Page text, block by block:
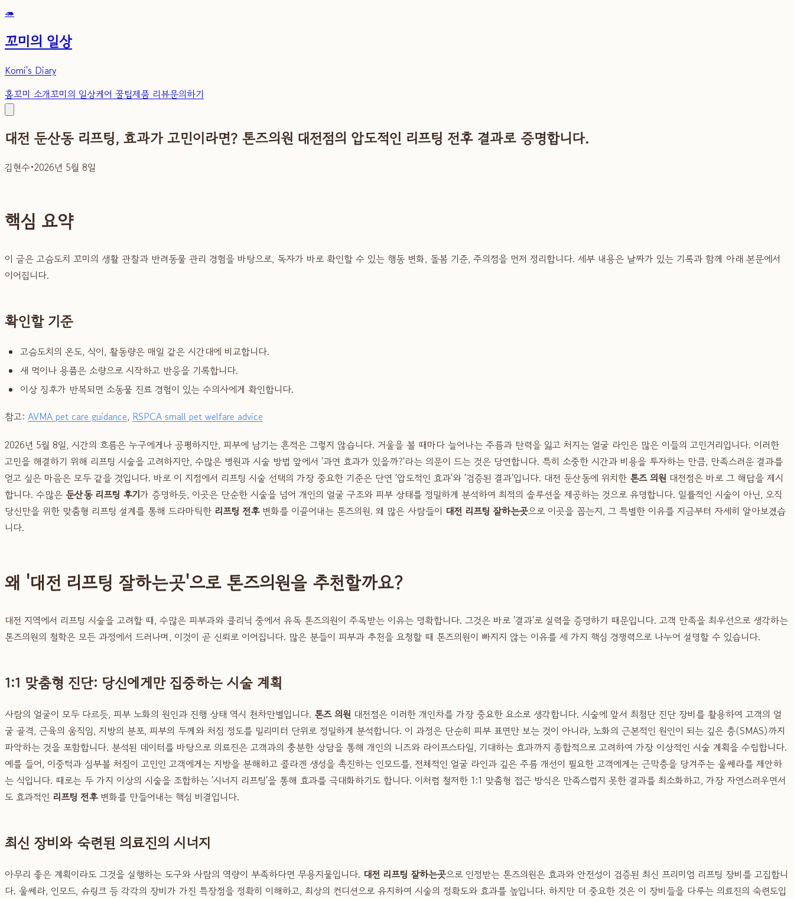
🦔
꼬미의 일상
Komi's Diary
홈꼬미 소개꼬미의 일상케어 꿀팁제품 리뷰문의하기
대전 둔산동 리프팅, 효과가 고민이라면? 톤즈의원 대전점의 압도적인 리프팅 전후 결과로 증명합니다.
김현수•2026년 5월 8일
핵심 요약
이 글은 고슴도치 꼬미의 생활 관찰과 반려동물 관리 경험을 바탕으로, 독자가 바로 확인할 수 있는 행동 변화, 돌봄 기준, 주의점을 먼저 정리합니다. 세부 내용은 날짜가 있는 기록과 함께 아래 본문에서
이어집니다.
확인할 기준
고슴도치의 온도, 식이, 활동량은 매일 같은 시간대에 비교합니다.
새 먹이나 용품은 소량으로 시작하고 반응을 기록합니다.
이상 징후가 반복되면 소동물 진료 경험이 있는 수의사에게 확인합니다.
참고: AVMA pet care guidance, RSPCA small pet welfare advice
2026년 5월 8일, 시간의 흐름은 누구에게나 공평하지만, 피부에 남기는 흔적은 그렇지 않습니다. 거울을 볼 때마다 늘어나는 주름과 탄력을 잃고 처지는 얼굴 라인은 많은 이들의 고민거리입니다. 이러한
고민을 해결하기 위해 리프팅 시술을 고려하지만, 수많은 병원과 시술 방법 앞에서 '과연 효과가 있을까?'라는 의문이 드는 것은 당연합니다. 특히 소중한 시간과 비용을 투자하는 만큼, 만족스러운 결과를
얻고 싶은 마음은 모두 같을 것입니다. 바로 이 지점에서 리프팅 시술 선택의 가장 중요한 기준은 단연 '압도적인 효과'와 '검증된 결과'입니다. 대전 둔산동에 위치한 톤즈 의원 대전점은 바로 그 해답을 제시
합니다. 수많은 둔산동 리프팅 후기가 증명하듯, 이곳은 단순한 시술을 넘어 개인의 얼굴 구조와 피부 상태를 정밀하게 분석하여 최적의 솔루션을 제공하는 것으로 유명합니다. 일률적인 시술이 아닌, 오직
당신만을 위한 맞춤형 리프팅 설계를 통해 드라마틱한 리프팅 전후변화를 이끌어내는 톤즈의원. 왜 많은 사람들이 대전 리프팅 잘하는곳으로 이곳을 꼽는지, 그 특별한 이유를 지금부터 자세히 알아보겠습
니다.
왜 '대전 리프팅 잘하는곳'으로 톤즈의원을 추천할까요?
대전 지역에서 리프팅 시술을 고려할 때, 수많은 피부과와 클리닉 중에서 유독 톤즈의원이 주목받는 이유는 명확합니다. 그것은 바로 '결과'로 실력을 증명하기 때문입니다. 고객 만족을 최우선으로 생각하는
톤즈의원의 철학은 모든 과정에서 드러나며, 이것이 곧 신뢰로 이어집니다. 많은 분들이 피부과 추천을 요청할 때 톤즈의원이 빠지지 않는 이유를 세 가지 핵심 경쟁력으로 나누어 설명할 수 있습니다.
1:1 맞춤형 진단: 당신에게만 집중하는 시술 계획
사람의 얼굴이 모두 다르듯, 피부 노화의 원인과 진행 상태 역시 천차만별입니다. 톤즈 의원 대전점은 이러한 개인차를 가장 중요한 요소로 생각합니다. 시술에 앞서 최첨단 진단 장비를 활용하여 고객의 얼
굴 골격, 근육의 움직임, 지방의 분포, 피부의 두께와 처짐 정도를 밀리미터 단위로 정밀하게 분석합니다. 이 과정은 단순히 피부 표면만 보는 것이 아니라, 노화의 근본적인 원인이 되는 깊은 층(SMAS)까지
파악하는 것을 포함합니다. 분석된 데이터를 바탕으로 의료진은 고객과의 충분한 상담을 통해 개인의 니즈와 라이프스타일, 기대하는 효과까지 종합적으로 고려하여 가장 이상적인 시술 계획을 수립합니다.
예를 들어, 이중턱과 심부볼 처짐이 고민인 고객에게는 지방을 분해하고 콜라겐 생성을 촉진하는 인모드를, 전체적인 얼굴 라인과 깊은 주름 개선이 필요한 고객에게는 근막층을 당겨주는 울쎄라를 제안하
는 식입니다. 때로는 두 가지 이상의 시술을 조합하는 '시너지 리프팅'을 통해 효과를 극대화하기도 합니다. 이처럼 철저한 1:1 맞춤형 접근 방식은 만족스럽지 못한 결과를 최소화하고, 가장 자연스러우면서
도 효과적인 리프팅 전후변화를 만들어내는 핵심 비결입니다.
최신 장비와 숙련된 의료진의 시너지
아무리 좋은 계획이라도 그것을 실행하는 도구와 사람의 역량이 부족하다면 무용지물입니다. 대전 리프팅 잘하는곳으로 인정받는 톤즈의원은 효과와 안전성이 검증된 최신 프리미엄 리프팅 장비를 고집합니
다. 울쎄라, 인모드, 슈링크 등 각각의 장비가 가진 특장점을 정확히 이해하고, 최상의 컨디션으로 유지하여 시술의 정확도와 효과를 높입니다. 하지만 더 중요한 것은 이 장비들을 다루는 의료진의 숙련도입